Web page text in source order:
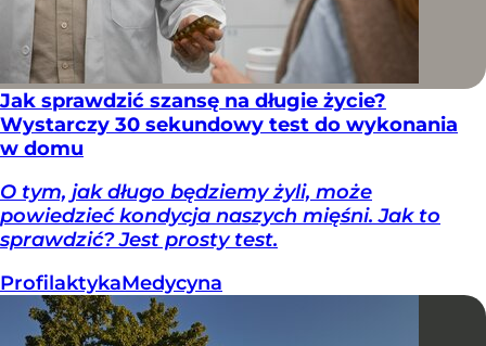
Jak sprawdzić szansę na długie życie?
Wystarczy 30 sekundowy test do wykonania
w domu
O tym, jak długo będziemy żyli, może
powiedzieć kondycja naszych mięśni. Jak to
sprawdzić? Jest prosty test.
ProfilaktykaMedycyna